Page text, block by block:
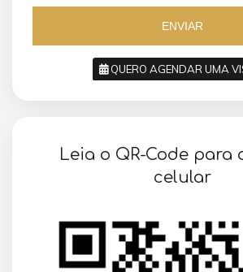
ENVIAR
QUERO AGENDAR UMA
VOLTAR
Leia o QR-Code para
celular